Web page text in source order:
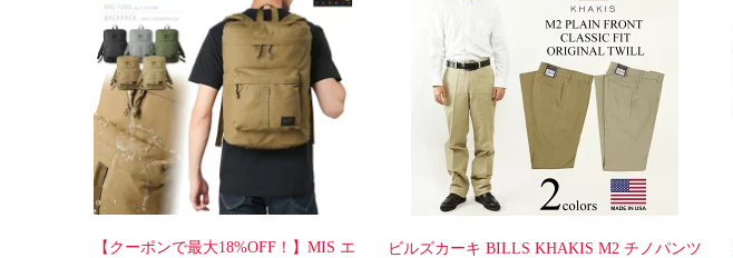
【クーポンで最大18%OFF！】MIS エ
ビルズカーキ BILLS KHAKIS M2 チノパンツ